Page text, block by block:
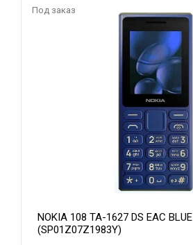
Под заказ
NOKIA 108 TA-1627 DS EAC BLUE
(SP01Z07Z1983Y)